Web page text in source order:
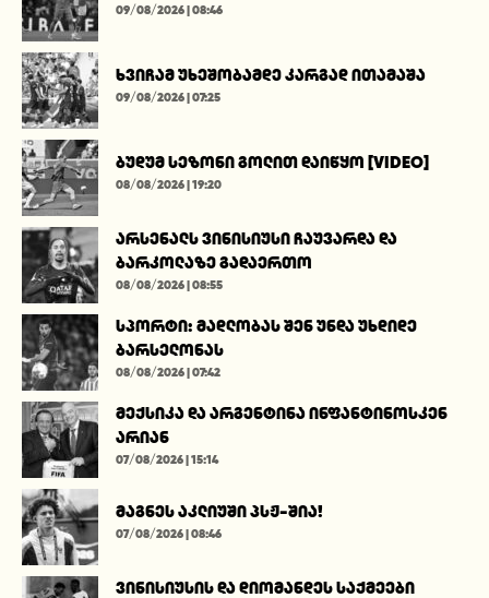
09/08/2026 | 08:46
ხვიჩამ უხეშობამდე კარგად ითამაშა
09/08/2026 | 07:25
ბუდუმ სეზონი გოლით დაიწყო [VIDEO]
08/08/2026 | 19:20
არსენალს ვინისიუსი ჩაუვარდა და
ბარკოლაზე გადაერთო
08/08/2026 | 08:55
სპორტი: მადლობას შენ უნდა უხდიდე
ბარსელონას
08/08/2026 | 07:42
მექსიკა და არგენტინა ინფანტინოსკენ
არიან
07/08/2026 | 15:14
მაგნეს აკლიუში პსჟ-შია!
07/08/2026 | 08:46
ვინისიუსის და დიომანდეს საქმეები